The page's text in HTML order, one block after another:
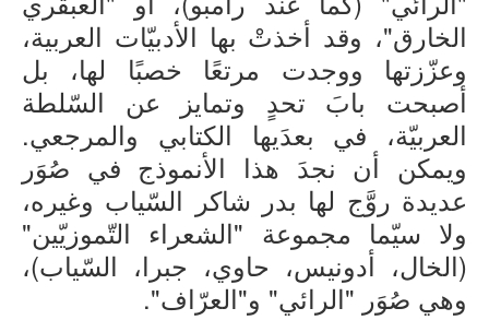
الخارق"، وقد أخذتْ بها الأدبيّات العربية،
وعزّزتها ووجدت مرتعًا خصبًا لها، بل
أصبحت بابَ تحدٍ وتمايز عن السّلطة
العربيّة، في بعدَيها الكتابي والمرجعي.
ويمكن أن نجدَ هذا الأنموذج في صُوَر
عديدة روَّج لها بدر شاكر السّياب وغيره،
ولا سيّما مجموعة "الشعراء التّموزيّين"
(الخال، أدونيس، حاوي، جبرا، السّياب)،
وهي صُوَر "الرائي" و"العرّاف".